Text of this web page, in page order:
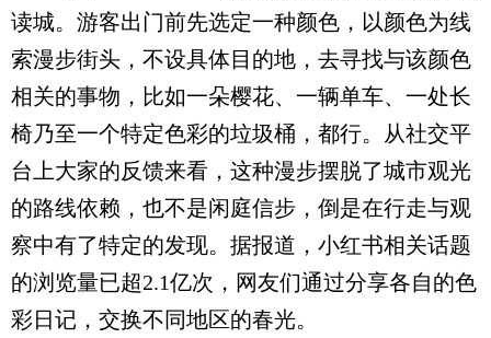
读城。游客出门前先选定一种颜色，以颜色为线
索漫步街头，不设具体目的地，去寻找与该颜色
相关的事物，比如一朵樱花、一辆单车、一处长
椅乃至一个特定色彩的垃圾桶，都行。从社交平
台上大家的反馈来看，这种漫步摆脱了城市观光
的路线依赖，也不是闲庭信步，倒是在行走与观
察中有了特定的发现。据报道，小红书相关话题
的浏览量已超2.1亿次，网友们通过分享各自的色
彩日记，交换不同地区的春光。